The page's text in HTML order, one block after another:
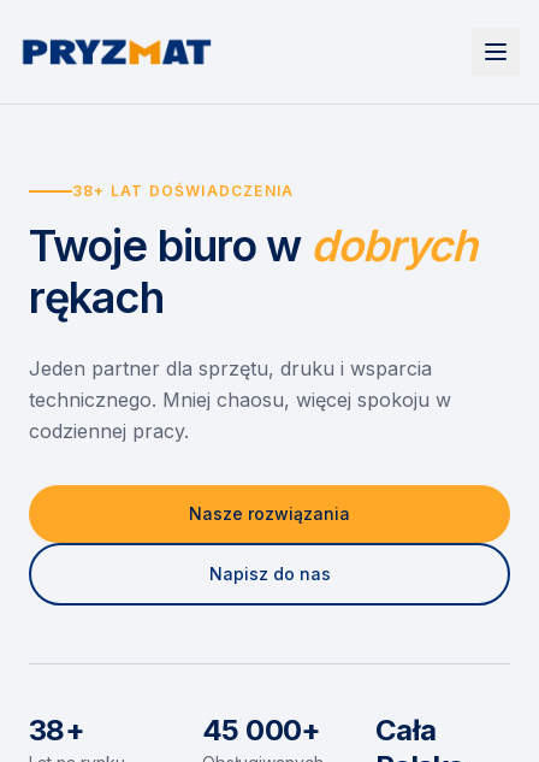
Urządzenia
Drukarki i urządzenia wielofunkcyjne
Etykiety i identyfikacja
Skanery i obieg dokumentów
Monitory interaktywne
Niszczarki dokumentów
Wynajem drukarek
Wynajem urządzeń biurowych
Asystent druku
EZD RP
Misja szkoła
Serwis
O nas
Kontakt
38+ LAT DOŚWIADCZENIA
Twoje biuro w dobrych
rękach
Jeden partner dla sprzętu, druku i wsparcia
technicznego. Mniej chaosu, więcej spokoju w
codziennej pracy.
Nasze rozwiązania
Napisz do nas
38+ 45 000+
Cała